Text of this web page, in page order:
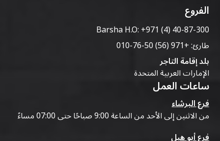
الفروع
Barsha H.O:+971 (4) 40-87-300
طارئ:+971 (56) 50-76-010
بلد إقامة التاجر
الإمارات العربية المتحدة
ساعات العمل
فرع البرشاء
من الاثنين إلى الأحد من الساعة 9:00 صباحًا حتى 07:00 مساءً
فرع أبو هيل